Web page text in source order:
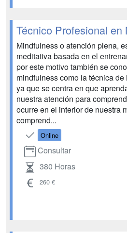
Técnico Profesional en
Mindfulness o atención plena,
meditativa basada en el
por este motivo también se
mindfulness como la técnica
ya que se centra en que
nuestra atención para
ocurre en el interior de nuestra
comprend...
Online
Consultar
380 Horas
260 €